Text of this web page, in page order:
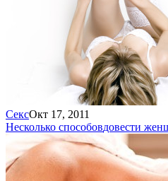
СексОкт 17, 2011
Несколько способовдовести